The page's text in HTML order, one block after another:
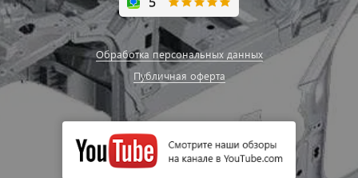
Обработка персональных данных
Публичная оферта